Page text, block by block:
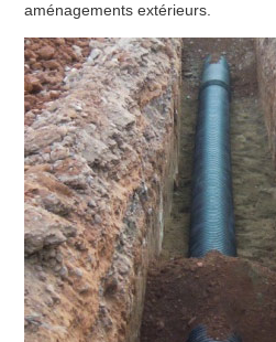
aménagements extérieurs.